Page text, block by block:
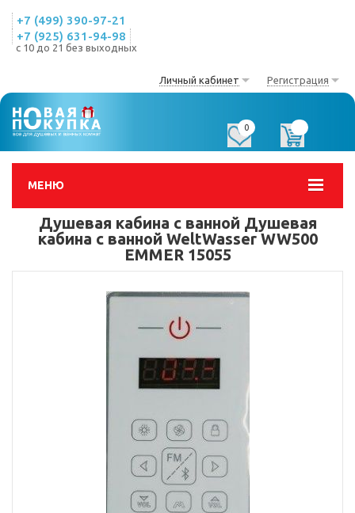
+7 (499) 390-97-21
+7 (925) 631-94-98
с 10 до 21 без выходных
Личный кабинет Регистрация
МЕНЮ
0
Душевая кабина с ванной Душевая
кабина с ванной WeltWasser WW500
EMMER 15055